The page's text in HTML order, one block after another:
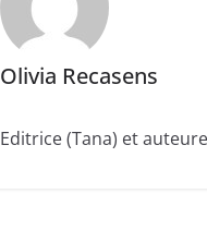
Olivia Recasens
Editrice (Tana) et auteure